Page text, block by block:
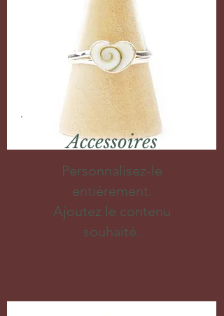
Accessoires
Personnalisez-le
entièrement.
Ajoutez le contenu
souhaité.